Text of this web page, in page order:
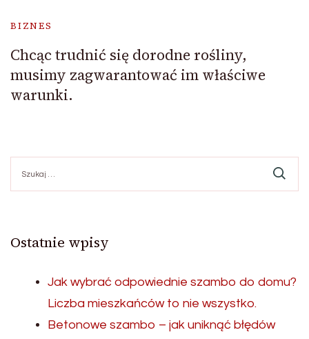
BIZNES
Chcąc trudnić się dorodne rośliny,
musimy zagwarantować im właściwe
warunki.
Ostatnie wpisy
Jak wybrać odpowiednie szambo do domu?
Liczba mieszkańców to nie wszystko.
Betonowe szambo – jak uniknąć błędów